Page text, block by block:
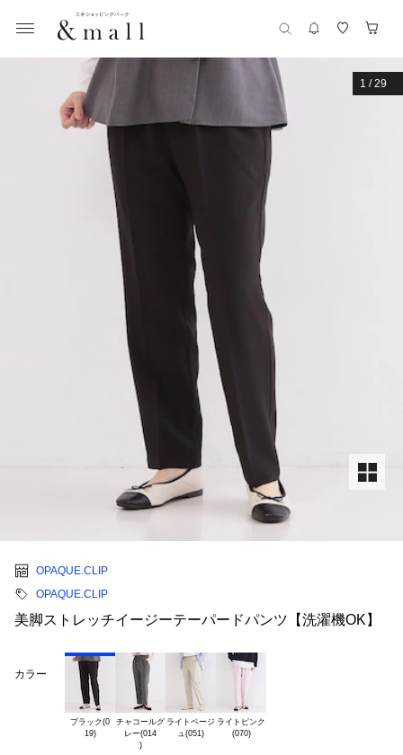
1 /29
OPAQUE.CLIP
OPAQUE.CLIP
美脚ストレッチイージーテーパードパンツ【洗濯機OK】
カラー
ブラック(0
19)
チャコールグ
レー(014
)
ライトベージ ライトピンク
(070)